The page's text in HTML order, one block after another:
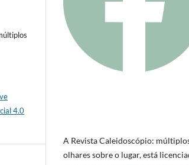
4.0
A Revista Caleidoscópio:
olhares sobre o lugar, está